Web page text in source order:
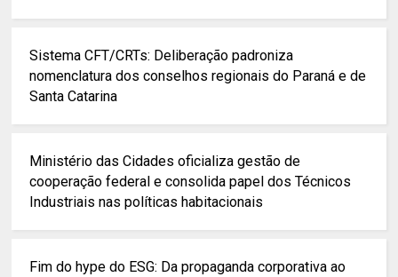
Sistema CFT/CRTs: Deliberação padroniza
nomenclatura dos conselhos regionais do Paraná e de
Santa Catarina
Ministério das Cidades oficializa gestão de
cooperação federal e consolida papel dos Técnicos
Industriais nas políticas habitacionais
Fim do hype do ESG: Da propaganda corporativa ao